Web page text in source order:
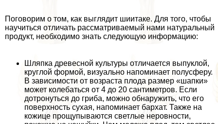
Поговорим о том, как выглядит шиитаке. Для того, чтобы
научиться отличать рассматриваемый нами натуральный
продукт, необходимо знать следующую информацию:
Шляпка древесной культуры отличается выпуклой,
круглой формой, визуально напоминает полусферу.
В зависимости от возраста плода размер «шапки»
может колeбaться от 4 до 20 сантиметров. Если
дотронуться до гриба, можно обнаружить, что его
поверхность сухая, напоминает бархат. Также на
кожице прощупываются светлые неровности,